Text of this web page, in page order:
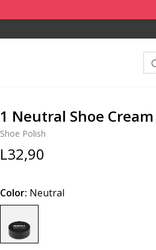
Take
1 Neutral Shoe Cream
Shoe Polish
L32,90
Color: Neutral